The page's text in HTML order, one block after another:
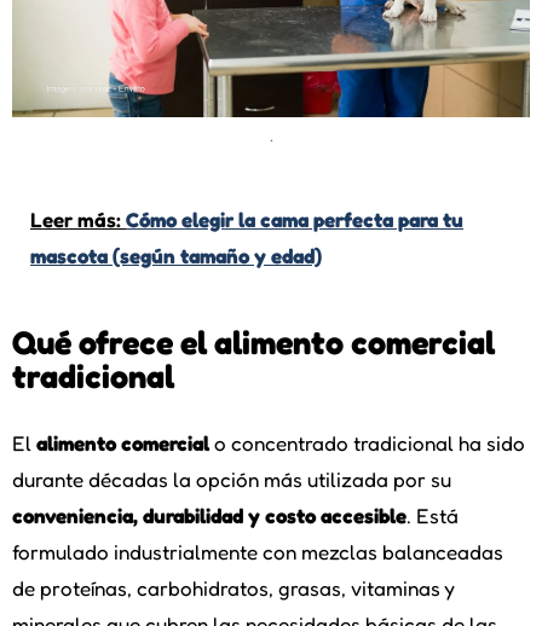
.
Leer más:Cómo elegir la cama perfecta para tu
mascota (según tamaño y edad)
Qué ofrece el alimento comercial
tradicional
El alimento comercialo concentrado tradicional ha sido
durante décadas la opción más utilizada por su
conveniencia, durabilidad y costo accesible. Está
formulado industrialmente con mezclas balanceadas
de proteínas, carbohidratos, grasas, vitaminas y